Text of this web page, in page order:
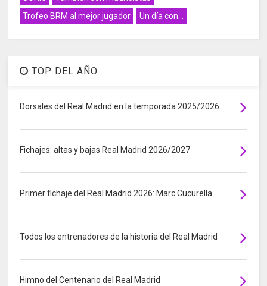
Trofeo BRM al mejor jugador
Un día con...
TOP DEL AÑO
Dorsales del Real Madrid en la temporada 2025/2026
Fichajes: altas y bajas Real Madrid 2026/2027
Primer fichaje del Real Madrid 2026: Marc Cucurella
Todos los entrenadores de la historia del Real Madrid
Himno del Centenario del Real Madrid